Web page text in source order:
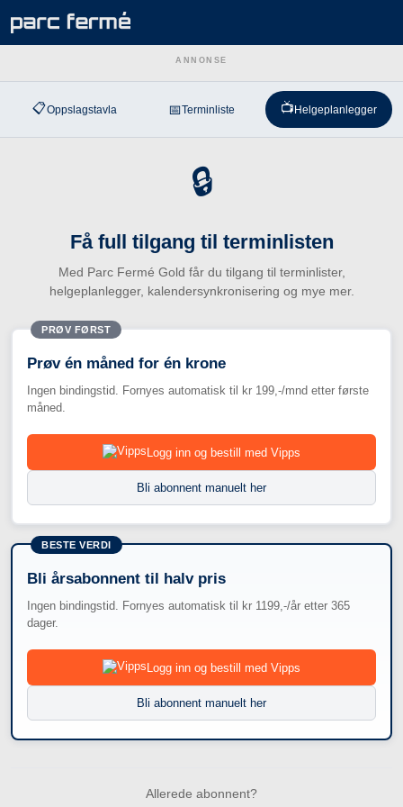
ANNONSE
📋Oppslagstavla 📅Terminliste 📺Helgeplanlegger
🔒
Få full tilgang til terminlisten
Med Parc Fermé Gold får du tilgang til terminlister,
helgeplanlegger, kalendersynkronisering og mye mer.
PRØV FØRST
Prøv én måned for én krone
Ingen bindingstid. Fornyes automatisk til kr 199,-/mnd etter første
måned.
Logg inn og bestill med Vipps
Bli abonnent manuelt her
BESTE VERDI
Bli årsabonnent til halv pris
Ingen bindingstid. Fornyes automatisk til kr 1199,-/år etter 365
dager.
Logg inn og bestill med Vipps
Bli abonnent manuelt her
Allerede abonnent?